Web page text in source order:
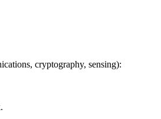
cryptography, sensing):